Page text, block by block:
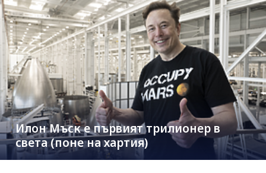
Илон Мъск е първият трилионер в
света (поне на хартия)